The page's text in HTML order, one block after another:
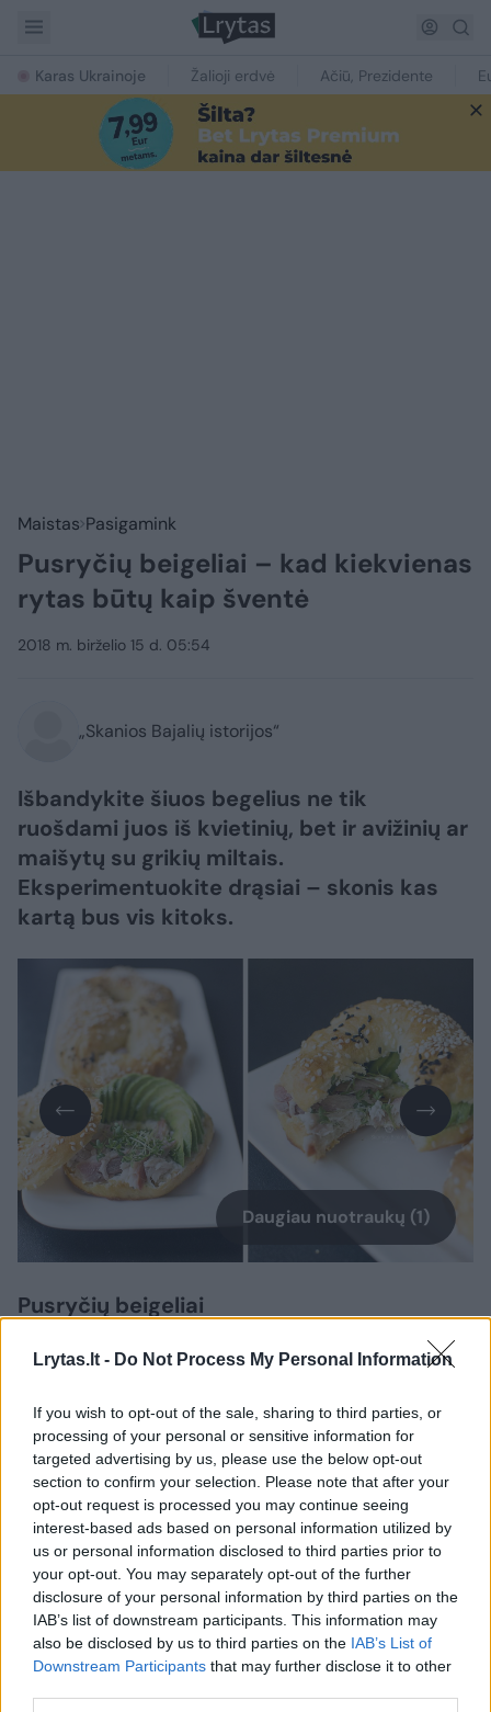
Lrytas.lt - Do Not Process My Personal Information
If you wish to opt-out of the sale, sharing to third parties, or
processing of your personal or sensitive information for
targeted advertising by us, please use the below opt-out
section to confirm your selection. Please note that after your
opt-out request is processed you may continue seeing
interest-based ads based on personal information utilized by
us or personal information disclosed to third parties prior to
your opt-out. You may separately opt-out of the further
disclosure of your personal information by third parties on the
IAB’s list of downstream participants. This information may
also be disclosed by us to third parties on the IAB’s List of
Downstream Participants that may further disclose it to other
Karas Ukrainoje Žalioji erdvė Ačiū, Prezidente
Maistas Pasigamink
Pusryčių beigeliai – kad kiekvienas
rytas būtų kaip šventė
2018 m. birželio 15 d. 05:54
„Skanios Bajalių istorijos“
Išbandykite šiuos begelius ne tik
ruošdami juos iš kvietinių, bet ir avižinių ar
maišytų su grikių miltais.
Eksperimentuokite drąsiai – skonis kas
kartą bus vis kitoks.
Daugiau nuotraukų (1)
Pusryčių beigeliai
Reikalingi produktai (4 vnt.):
150 g miltų (plius papildomai minkymui),
235 g graikiško jogurto,
1 nubrauktas a. š. sodos (arba 1 a. š. kepimo
miltelių),
žiupsnis druskos,